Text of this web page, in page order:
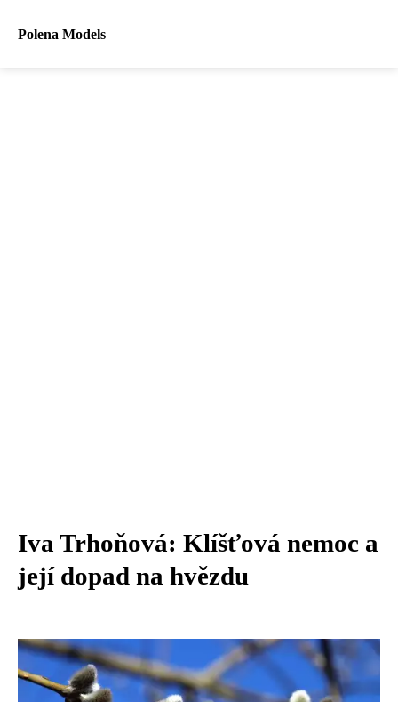
Polena Models
Iva Trhoňová: Klíšťová nemoc a
její dopad na hvězdu